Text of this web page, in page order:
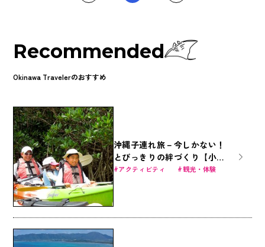
Recommended
Okinawa Travelerのおすすめ
沖縄子連れ旅－今しかない！
とびっきりの絆づくり【小学
生向け6才～】
アクティビティ 観光・体験